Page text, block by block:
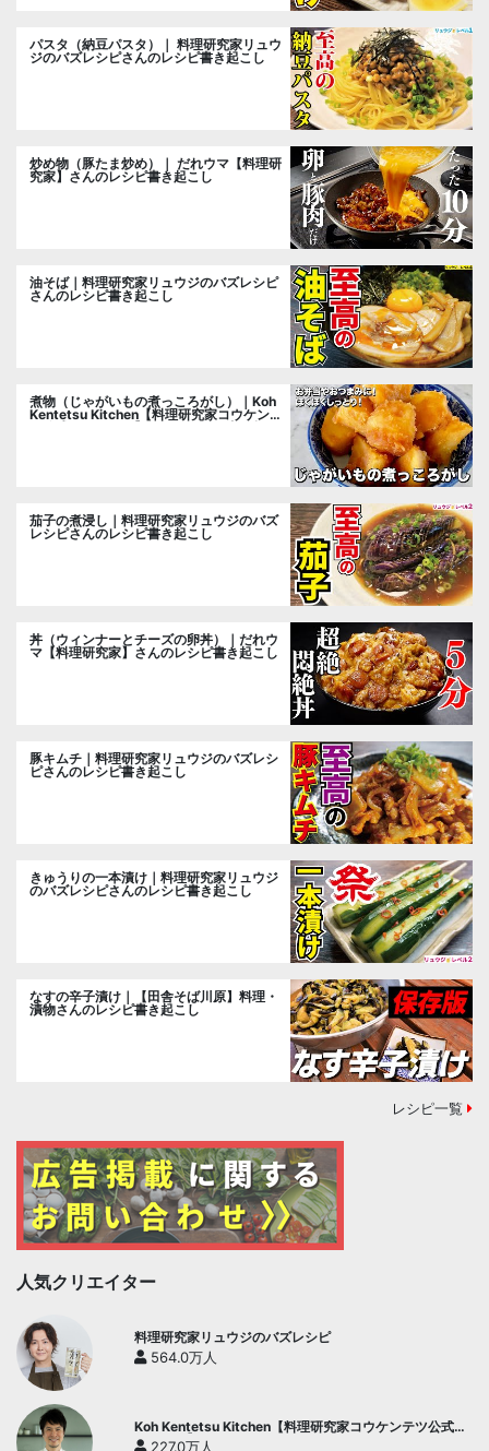
パスタ（納豆パスタ）｜ 料理研究家リュウ
ジのバズレシピさんのレシピ書き起こし
炒め物（豚たま炒め）｜ だれウマ【料理研
究家】さんのレシピ書き起こし
油そば｜料理研究家リュウジのバズレシピ
さんのレシピ書き起こし
煮物（じゃがいもの煮っころがし）｜Koh
Kentetsu Kitchen【料理研究家コウケンテ
茄子の煮浸し｜料理研究家リュウジのバズ
レシピさんのレシピ書き起こし
丼（ウィンナーとチーズの卵丼）｜だれウ
マ【料理研究家】さんのレシピ書き起こし
豚キムチ｜料理研究家リュウジのバズレシ
ピさんのレシピ書き起こし
きゅうりの一本漬け｜料理研究家リュウジ
のバズレシピさんのレシピ書き起こし
なすの辛子漬け｜【田舎そば川原】料理・
漬物さんのレシピ書き起こし
レシピ一覧
人気クリエイター
料理研究家リュウジのバズレシピ
564.0万人
Koh Kentetsu Kitchen【料理研究家コウケンテツ公式チ
ャンネル】
227.0万人